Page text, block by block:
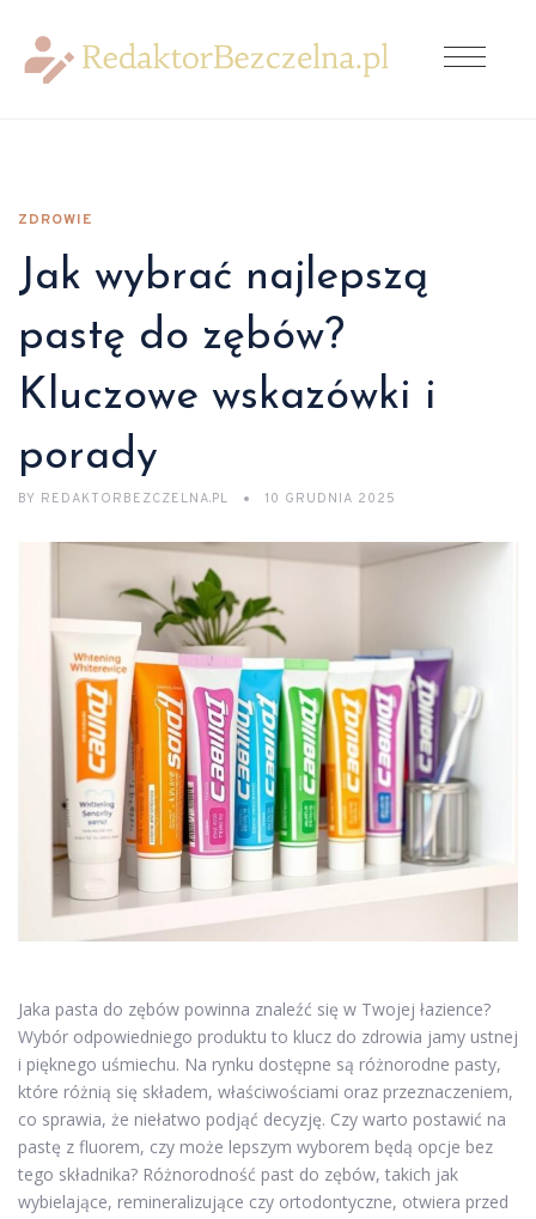
ZDROWIE
Jak wybrać najlepszą
pastę do zębów?
Kluczowe wskazówki i
porady
BY REDAKTORBEZCZELNA.PL 10 GRUDNIA 2025
Jaka pasta do zębów powinna znaleźć się w Twojej łazience?
Wybór odpowiedniego produktu to klucz do zdrowia jamy ustnej
i pięknego uśmiechu. Na rynku dostępne są różnorodne pasty,
które różnią się składem, właściwościami oraz przeznaczeniem,
co sprawia, że niełatwo podjąć decyzję. Czy warto postawić na
pastę z fluorem, czy może lepszym wyborem będą opcje bez
tego składnika? Różnorodność past do zębów, takich jak
wybielające, remineralizujące czy ortodontyczne, otwiera przed